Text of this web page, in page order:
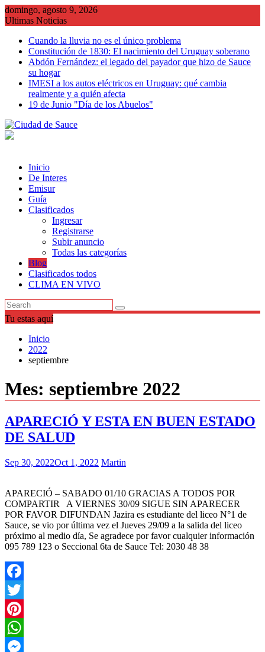
Saltar
al
domingo, agosto 9, 2026
Ultimas Noticias
Cuando la lluvia no es el único problema
Constitución de 1830: El nacimiento del Uruguay soberano
Abdón Fernández: el legado del payador que hizo de Sauce
su hogar
IMESI a los autos eléctricos en Uruguay: qué cambia
realmente y a quién afecta
19 de Junio "Día de los Abuelos"
Inicio
De Interes
Emisur
Guía
Clasificados
Ingresar
Registrarse
Subir anuncio
Todas las categorías
Blog
Clasificados todos
CLIMA EN VIVO
Tu estas aquí
Inicio
2022
septiembre
Mes: septiembre 2022
APARECIÓ Y ESTA EN BUEN ESTADO
DE SALUD
Sep 30, 2022Oct 1, 2022 Martin
APARECIÓ – SABADO 01/10 GRACIAS A TODOS POR
COMPARTIR A VIERNES 30/09 SIGUE SIN APARECER
POR FAVOR DIFUNDAN Jazira es estudiante del liceo N°1 de
Sauce, se vio por última vez el Jueves 29/09 a la salida del liceo
próximo al medio día, Se agradece por favor cualquier información
095 789 123 o Seccional 6ta de Sauce Tel: 2030 48 38
Facebook
Twitter
Pinterest
WhatsApp